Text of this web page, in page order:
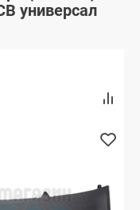
универсал